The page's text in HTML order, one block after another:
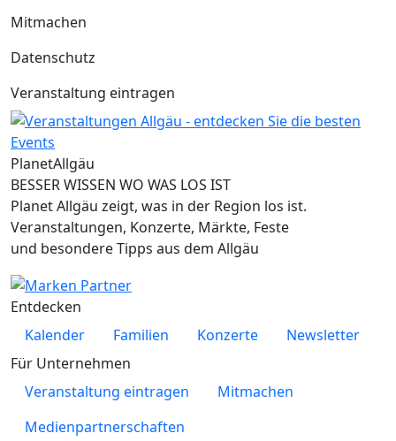
Mitmachen
Datenschutz
Veranstaltung eintragen
PlanetAllgäu
BESSER WISSEN WO WAS LOS IST
Planet Allgäu zeigt, was in der Region los ist.
Veranstaltungen, Konzerte, Märkte, Feste
und besondere Tipps aus dem Allgäu
Entdecken
Kalender
Familien Konzerte
Newsletter
Für Unternehmen
Veranstaltung eintragen
Mitmachen
Medienpartnerschaften